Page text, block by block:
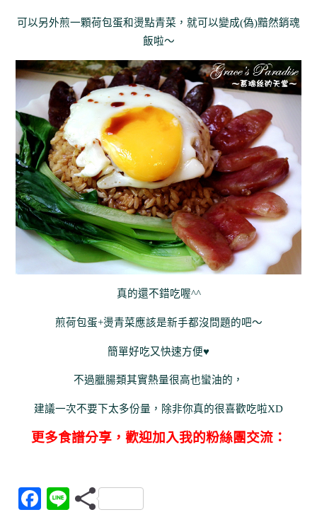
可以另外煎一顆荷包蛋和燙點青菜，就可以變成(偽)黯然銷魂
飯啦～
真的還不錯吃喔^^
煎荷包蛋+燙青菜應該是新手都沒問題的吧～
簡單好吃又快速方便♥
不過臘腸類其實熱量很高也蠻油的，
建議一次不要下太多份量，除非你真的很喜歡吃啦XD
更多食譜分享，歡迎加入我的粉絲團交流：
F Li